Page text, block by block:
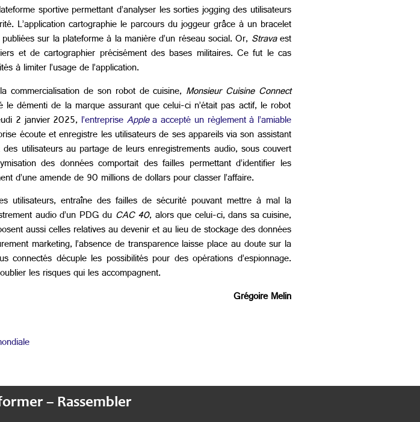
sportive permettant d’analyser les sorties jogging des utilisateurs
L’application cartographie le parcours du joggeur grâce à un bracelet
sur la plateforme à la manière d’un réseau social. Or, Stravaest
et de cartographier précisément des bases militaires. Ce fut le cas
à limiter l’usage de l’application.
de son robot de cuisine, Monsieur Cuisine Connect
démenti de la marque assurant que celui-ci n’était pas actif, le robot
2 janvier 2025, l’entrepriseApplea accepté un règlement à l’amiable
écoute et enregistre les utilisateurs de ses appareils via son assistant
utilisateurs au partage de leurs enregistrements audio, sous couvert
des données comportait des failles permettant d’identifier les
d’une amende de 90 millions de dollars pour classer l’affaire.
utilisateurs, entraîne des failles de sécurité pouvant mettre à mal la
audio d’un PDG du CAC 40, alors que celui-ci, dans sa cuisine,
aussi celles relatives au devenir et au lieu de stockage des données
marketing, l’absence de transparence laisse place au doute sur la
décuple les possibilités pour des opérations d’espionnage.
les risques qui les accompagnent.
Grégoire Melin
– Rassembler